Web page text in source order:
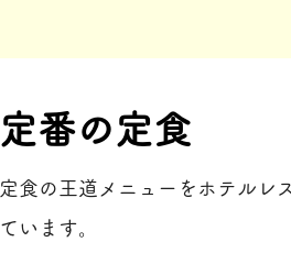
定番の定食
定食の王道メニューをホテルレ
ています。